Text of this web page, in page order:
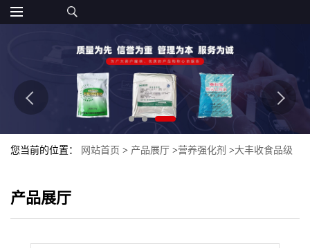
您当前的位置： 网站首页 > 产品展厅 >营养强化剂 >大丰收食品级
产品展厅